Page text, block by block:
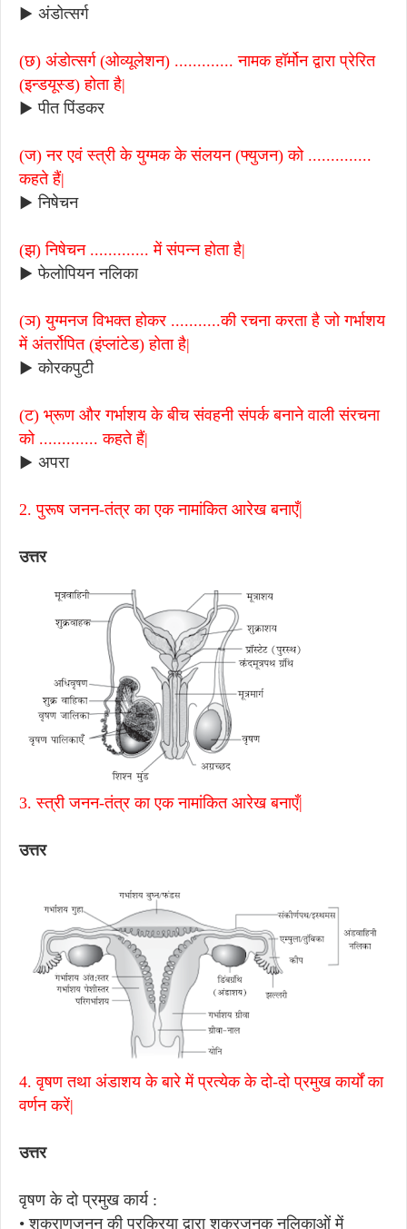
▶ अंडोत्सर्ग
(छ) अंडोत्सर्ग (ओव्यूलेशन) ............. नामक हॉर्मोन द्वारा प्रेरित
(इन्डयूस्ड) होता है|
▶ पीत पिंडकर
(ज) नर एवं स्त्री के युग्मक के संलयन (फ्युजन) को ..............
कहते हैं|
▶ निषेचन
(झ) निषेचन ............. में संपन्न होता है|
▶ फेलोपियन नलिका
(ञ) युग्मनज विभक्त होकर ...........की रचना करता है जो गर्भाशय
में अंतर्रोपित (इंप्लांटेड) होता है|
▶ कोरकपुटी
(ट) भ्रूण और गर्भाशय के बीच संवहनी संपर्क बनाने वाली संरचना
को ............. कहते हैं|
▶ अपरा
2. पुरूष जनन-तंत्र का एक नामांकित आरेख बनाएँ|
उत्तर
3. स्त्री जनन-तंत्र का एक नामांकित आरेख बनाएँ|
उत्तर
4. वृषण तथा अंडाशय के बारे में प्रत्येक के दो-दो प्रमुख कार्यों का
वर्णन करें|
उत्तर
वृषण के दो प्रमुख कार्य :
• शुक्राणुजनन की प्रक्रिया द्वारा शुक्रजनक नलिकाओं में